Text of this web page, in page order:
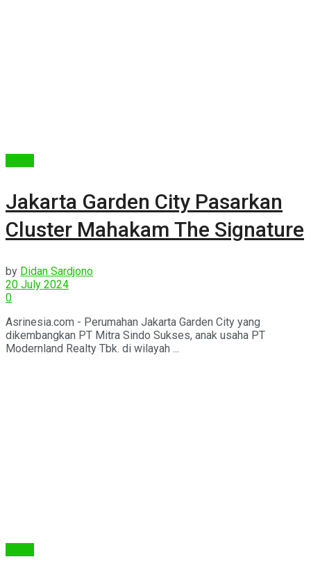
Jakarta Garden City Pasarkan
Cluster Mahakam The Signature
by Didan Sardjono
20 July 2024
0
Asrinesia.com - Perumahan Jakarta Garden City yang
dikembangkan PT Mitra Sindo Sukses, anak usaha PT
Modernland Realty Tbk. di wilayah ...